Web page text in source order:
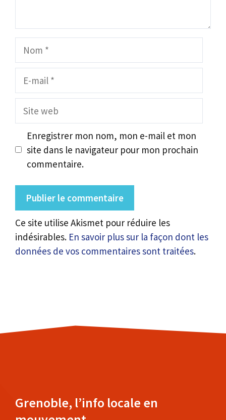
Nom
Site
Enregistrer mon nom, mon e-mail et mon
site dans le navigateur pour mon prochain
commentaire.
Ce site utilise Akismet pour réduire les
indésirables. En savoir plus sur la façon dont les
données de vos commentaires sont traitées.
Grenoble, l’info locale en